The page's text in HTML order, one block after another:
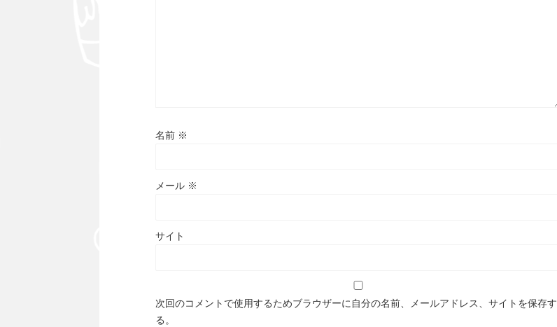
名前 ※
メール ※
サイト
次回のコメントで使用するためブラウザーに自分の名前、メールアドレス、サイトを保存す
る。